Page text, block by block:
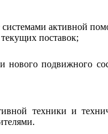
активной
поставок;
нового подвижного
техники и